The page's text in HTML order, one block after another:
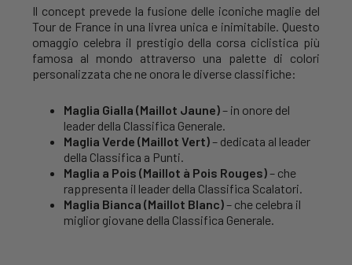
Il concept prevede la fusione delle iconiche maglie del
Tour de France in una livrea unica e inimitabile. Questo
omaggio celebra il prestigio della corsa ciclistica più
famosa al mondo attraverso una palette di colori
personalizzata che ne onora le diverse classifiche:
Maglia Gialla (Maillot Jaune)– in onore del
leader della Classifica Generale.
Maglia Verde (Maillot Vert)– dedicata al leader
della Classifica a Punti.
Maglia a Pois (Maillot à Pois Rouges)– che
rappresenta il leader della Classifica Scalatori.
Maglia Bianca (Maillot Blanc)– che celebra il
miglior giovane della Classifica Generale.